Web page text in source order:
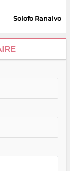
Solofo Ranaivo